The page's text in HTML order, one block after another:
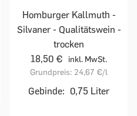
Homburger Kallmuth -
Silvaner - Qualitätswein -
trocken
18,50 €
inkl. MwSt.
Grundpreis: 24,67 €/l
Gebinde: 0,75 Liter